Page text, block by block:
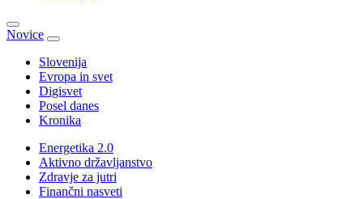
Novice
Slovenija
Evropa in svet
Digisvet
Posel danes
Kronika
Energetika 2.0
Aktivno državljanstvo
Zdravje za jutri
Finančni nasveti